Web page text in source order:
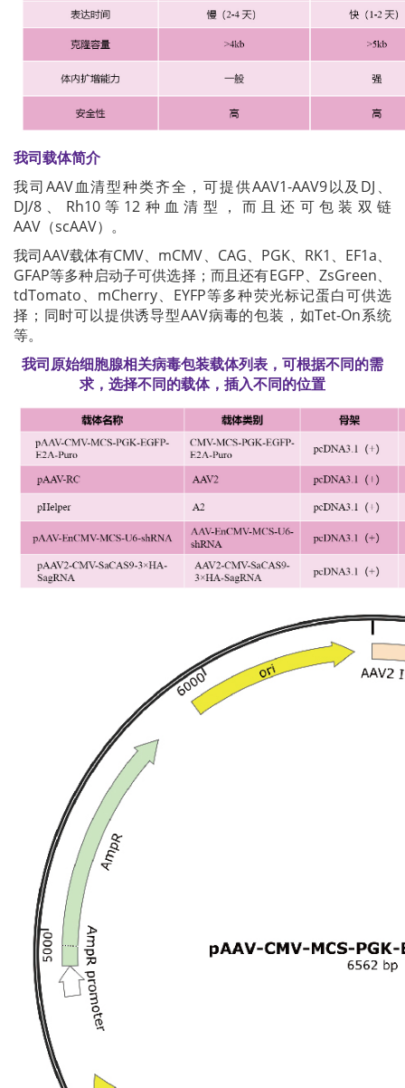
我司载体简介
我司AAV血清型种类齐全，可提供AAV1-AAV9以及DJ、
DJ/8、Rh10等12种血清型，而且还可包装双链
AAV（scAAV）。
我司AAV载体有CMV、mCMV、CAG、PGK、RK1、EF1a、
GFAP等多种启动子可供选择；而且还有EGFP、ZsGreen、
tdTomato、mCherry、EYFP等多种荧光标记蛋白可供选
择；同时可以提供诱导型AAV病毒的包装，如Tet-On系统
等。
我司原始细胞腺相关病毒包装载体列表，可根据不同的需
求，选择不同的载体，插入不同的位置